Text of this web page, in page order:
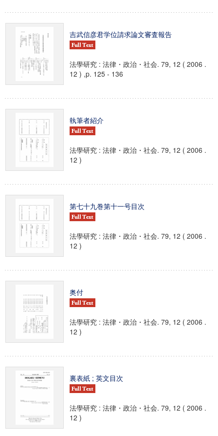
吉武信彦君学位請求論文審査報告
法學研究 : 法律・政治・社会. 79, 12 ( 2006 .
12 ) ,p. 125 - 136
執筆者紹介
法學研究 : 法律・政治・社会. 79, 12 ( 2006 .
12 )
第七十九巻第十一号目次
法學研究 : 法律・政治・社会. 79, 12 ( 2006 .
12 )
奥付
法學研究 : 法律・政治・社会. 79, 12 ( 2006 .
12 )
裏表紙 ; 英文目次
法學研究 : 法律・政治・社会. 79, 12 ( 2006 .
12 )